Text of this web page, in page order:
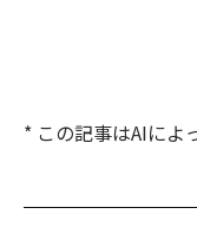
* この記事はAIによ